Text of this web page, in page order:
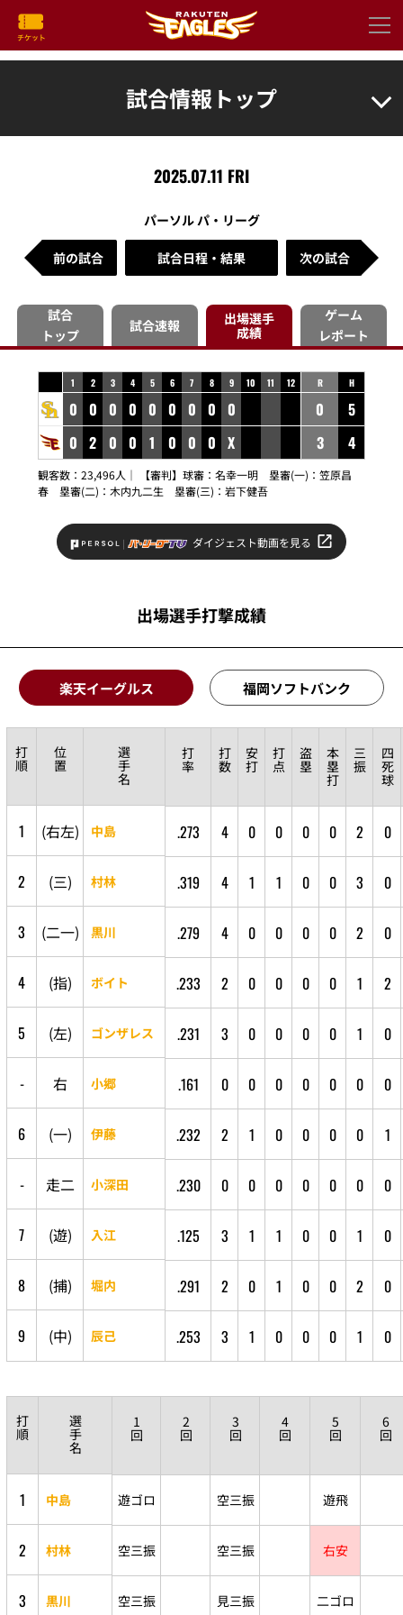
試合情報トップ
2025.07.11 FRI
パーソル パ・リーグ
前の試合 試合日程・結果 次の試合
試合
トップ
試合速報
出場選手
成績
ゲーム
レポート
1 2 3 4 5 6 7 8 9 10 11 12
0 0 0 0 0 0 0 0 0
0 2 0 0 1 0 0 0 X
R H
0
5
3
4
観客数：23,496人｜ 【審判】球審： 名幸一明 塁審(一)： 笠原昌
春 塁審(二)： 木内九二生 塁審(三)： 岩下健吾
ダイジェスト動画を見る
出場選手打撃成績
楽天イーグルス 福岡ソフトバンク
打
順
位
置
選
手
名
打
率
打
数
安
打
打
点
盗
塁
本
塁
打
三
振
四
死
球
1 (右左) 中島 .273 4 0 0 0 0 2 0
2 (三) 村林 .319 4 1 1 0 0 3 0
3 (二一) 黒川 .279 4 0 0 0 0 2 0
4 (指) ボイト .233 2 0 0 0 0 1 2
5 (左) ゴンザレス .231 3 0 0 0 0 1 0
- 右 小郷 .161 0 0 0 0 0 0 0
6 (一) 伊藤 .232 2 1 0 0 0 0 1
- 走二 小深田 .230 0 0 0 0 0 0 0
7 (遊) 入江 .125 3 1 1 0 0 1 0
8 (捕) 堀内 .291 2 0 1 0 0 2 0
9 (中) 辰己 .253 3 1 0 0 0 1 0
打
順
選
手
名
1
回
2
回
3
回
4
回
5
回
6
回
1 中島 遊ゴロ 空三振 遊飛
2 村林 空三振 空三振 右安
3 黒川 空三振 見三振 二ゴロ